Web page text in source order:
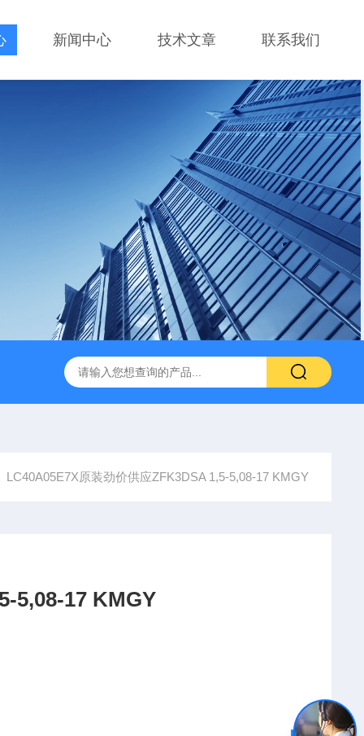
新闻中心 技术文章 联系我们
1 ID:281875 A-NR:417291 原装供应美国Parker
LC40A05E7X原装劲价供应ZFK3DSA 1,5-5,08-17 KMGY
5,08-17 KMGY